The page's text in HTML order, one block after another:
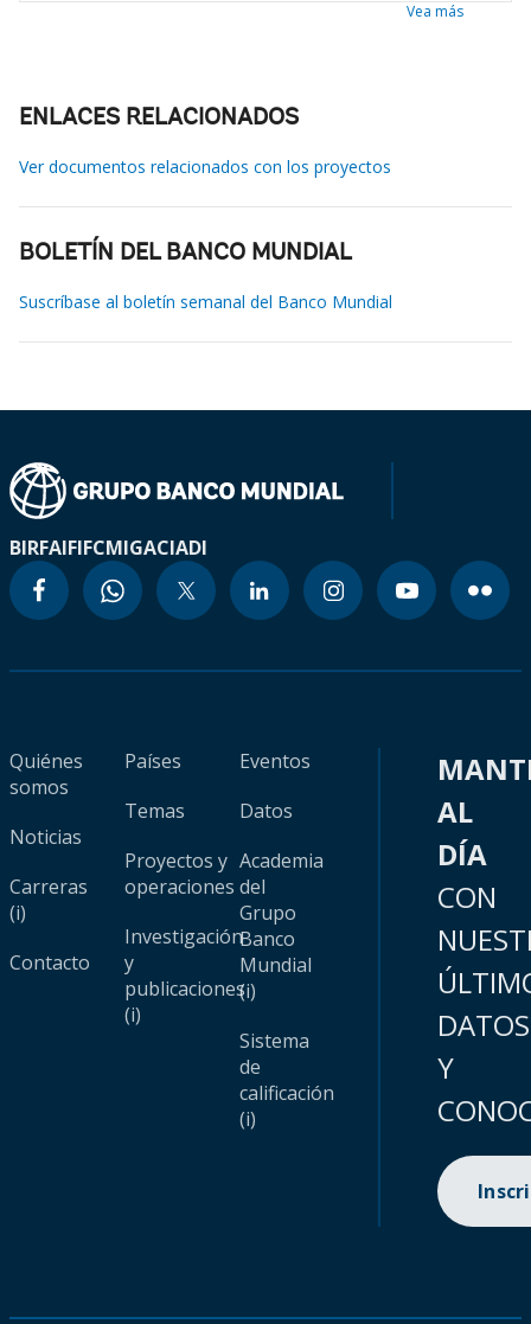
Vea más
ENLACES RELACIONADOS
Ver documentos relacionados con los proyectos
BOLETÍN DEL BANCO MUNDIAL
Suscríbase al boletín semanal del Banco Mundial
BIRFAIFIFCMIGACIADI
Quiénes
somos
Noticias
Carreras
(i)
Contacto
Países
Temas
Proyectos y
operaciones
Investigación
y
publicaciones
(i)
Eventos
Datos
Academia
del
Grupo
Banco
Mundial
(i)
Sistema
de
calificación
(i)
AL
DÍA
CON
DATOS
Y